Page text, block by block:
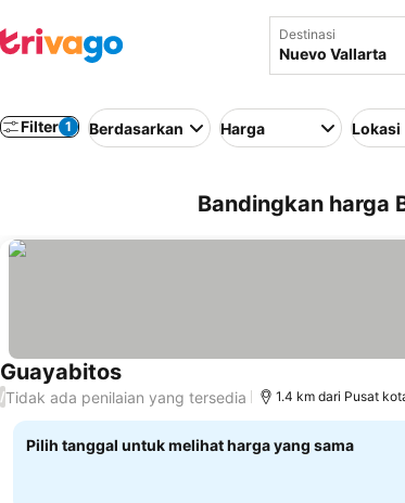
Destinasi
Filter 1 Berdasarkan Harga Lokasi
Bandingkan harga
Guayabitos
/Tidak ada penilaian yang tersedia 1.4 km dari Pusat
Pilih tanggal untuk melihat harga yang sama